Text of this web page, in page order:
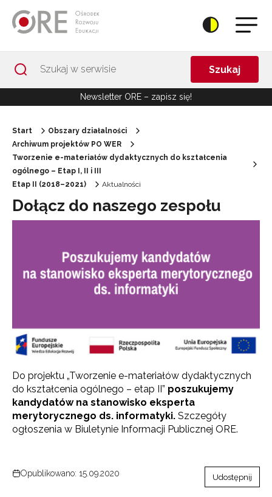
Szukaj
Newsletter ORE – zapisz się!
Start
Obszary działalności
Archiwum projektów PO WER
Tworzenie e-materiałów dydaktycznych do kształcenia
ogólnego – Etap I, II i III
Etap II (2018–2021)
Aktualności
Dołącz do naszego zespołu
Do projektu „Tworzenie e-materiałów dydaktycznych
do kształcenia ogólnego – etap II” poszukujemy
kandydatów na stanowisko eksperta
merytorycznego ds. informatyki. Szczegóły
ogłoszenia w Biuletynie Informacji Publicznej ORE.
Opublikowano: 15.09.2020 Udostępnij